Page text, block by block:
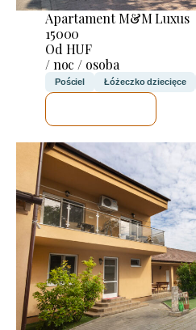
Apartament M&M Luxus
15000
Od HUF
/ noc / osoba
Pościel Łóżeczko dziecięce